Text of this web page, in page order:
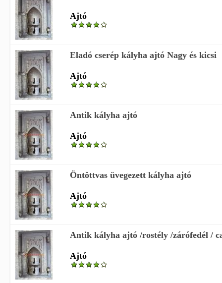
Ajtó
Eladó cserép kályha ajtó Nagy és kicsi
Ajtó
Antik kályha ajtó
Ajtó
Öntöttvas üvegezett kályha ajtó
Ajtó
Antik kályha ajtó /rostély /zárófedél /
Ajtó